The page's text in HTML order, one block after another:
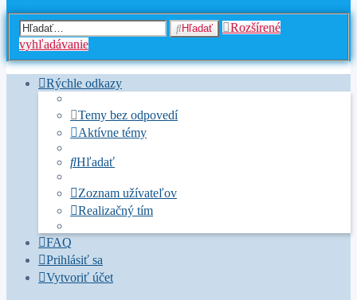
Hľadať
Rozšírené
vyhľadávanie
Rýchle odkazy
Temy bez odpovedí
Aktívne témy
Hľadať
Zoznam užívateľov
Realizačný tím
FAQ
Prihlásiť sa
Vytvoriť účet